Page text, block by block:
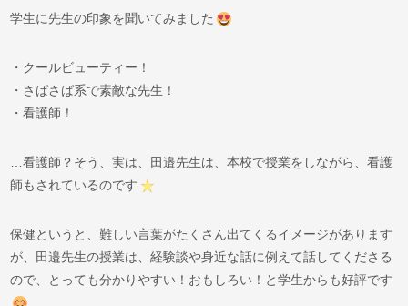
学生に先生の印象を聞いてみました
・クールビューティー！
・さばさば系で素敵な先生！
・看護師！
…看護師？そう、実は、田邉先生は、本校で授業をしながら、看護
師もされているのです
保健というと、難しい言葉がたくさん出てくるイメージがあります
が、田邉先生の授業は、経験談や身近な話に例えて話してくださる
ので、とっても分かりやすい！おもしろい！と学生からも好評です